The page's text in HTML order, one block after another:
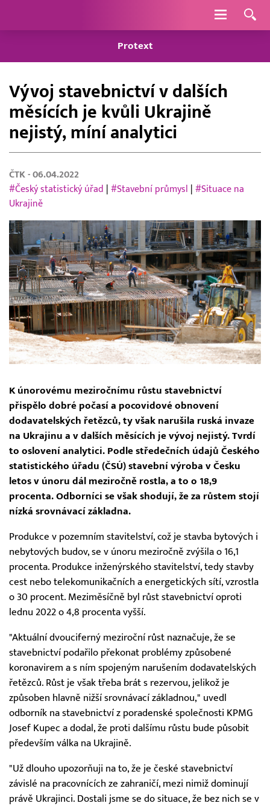
Navigace
Protext
Vývoj stavebnictví v dalších
měsících je kvůli Ukrajině
nejistý, míní analytici
ČTK - 06.04.2022
#Český statistický úřad
#Stavební průmysl
#Situace na
Ukrajině
K únorovému meziročnímu růstu stavebnictví
přispělo dobré počasí a pocovidové obnovení
dodavatelských řetězců, ty však narušila ruská invaze
na Ukrajinu a v dalších měsících je vývoj nejistý. Tvrdí
to oslovení analytici. Podle středečních údajů Českého
statistického úřadu (ČSÚ) stavební výroba v Česku
letos v únoru dál meziročně rostla, a to o 18,9
procenta. Odborníci se však shodují, že za růstem stojí
nízká srovnávací základna.
Produkce v pozemním stavitelství, což je stavba bytových i
nebytových budov, se v únoru meziročně zvýšila o 16,1
procenta. Produkce inženýrského stavitelství, tedy stavby
cest nebo telekomunikačních a energetických sítí, vzrostla
o 30 procent. Meziměsíčně byl růst stavebnictví oproti
lednu 2022 o 4,8 procenta vyšší.
"Aktuální dvouciferný meziroční růst naznačuje, že se
stavebnictví podařilo překonat problémy způsobené
koronavirem a s ním spojeným narušením dodavatelských
řetězců. Růst je však třeba brát s rezervou, jelikož je
způsoben hlavně nižší srovnávací základnou," uvedl
odborník na stavebnictví z poradenské společnosti KPMG
Josef Kupec a dodal, že proti dalšímu růstu bude působit
především válka na Ukrajině.
"Už dlouho upozorňuji na to, že je české stavebnictví
závislé na pracovnících ze zahraničí, mezi nimiž dominují
právě Ukrajinci. Dostali jsme se do situace, že bez nich se v